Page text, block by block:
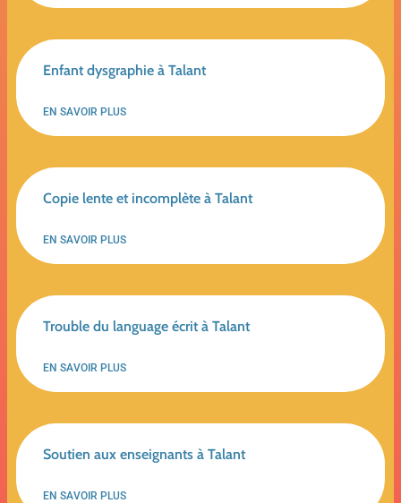
Enfant dysgraphie à Talant
EN SAVOIR PLUS
Copie lente et incomplète à Talant
EN SAVOIR PLUS
Trouble du language écrit à Talant
EN SAVOIR PLUS
Soutien aux enseignants à Talant
EN SAVOIR PLUS